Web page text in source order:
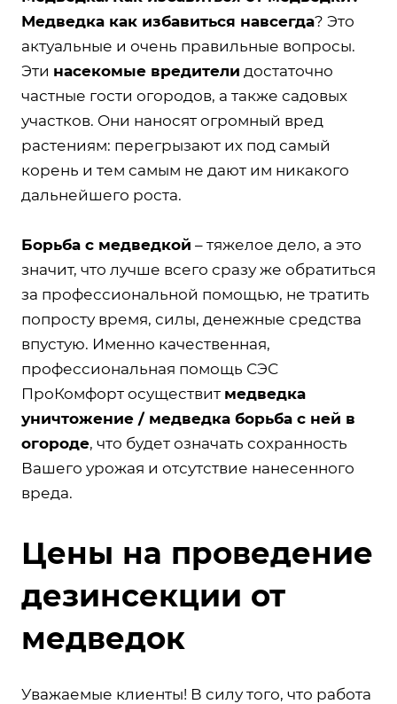
Медведка как избавиться навсегда? Это
актуальные и очень правильные вопросы.
Эти насекомые вредители достаточно
частные гости огородов, а также садовых
участков. Они наносят огромный вред
растениям: перегрызают их под самый
корень и тем самым не дают им никакого
дальнейшего роста.
Борьба с медведкой – тяжелое дело, а это
значит, что лучше всего сразу же обратиться
за профессиональной помощью, не тратить
попросту время, силы, денежные средства
впустую. Именно качественная,
профессиональная помощь СЭС
ПроКомфорт осуществит медведка
уничтожение / медведка борьба с ней в
огороде, что будет означать сохранность
Вашего урожая и отсутствие нанесенного
вреда.
Цены на проведение
дезинсекции от
медведок
Уважаемые клиенты! В силу того, что работа